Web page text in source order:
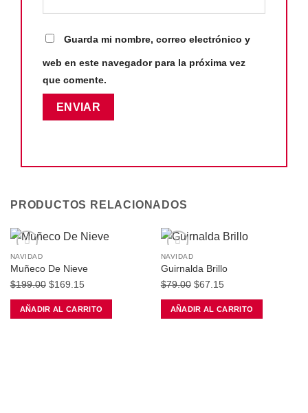
Guarda mi nombre, correo electrónico y
web en este navegador para la próxima vez
que comente.
PRODUCTOS RELACIONADOS
NAVIDAD
Muñeco De Nieve
$199.00 El
precio
original
$169.15El
precio
actual
AÑADIR AL CARRITO
NAVIDAD
Guirnalda Brillo
$79.00 El
precio
original
$67.15El
precio
actual
AÑADIR AL CARRITO